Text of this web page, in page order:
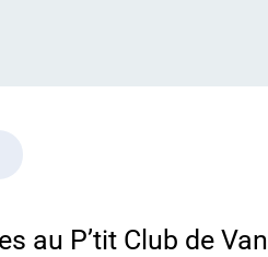
au P’tit Club de